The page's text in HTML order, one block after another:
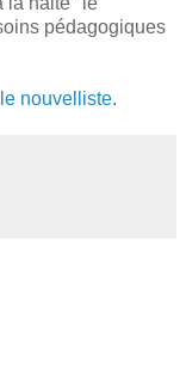
pédagogiques
nouvelliste.